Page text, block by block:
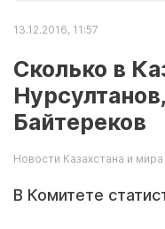
13.12.2016, 11:57
Сколько в
Байтереков
Новости Казахстана и мира
В Комитете